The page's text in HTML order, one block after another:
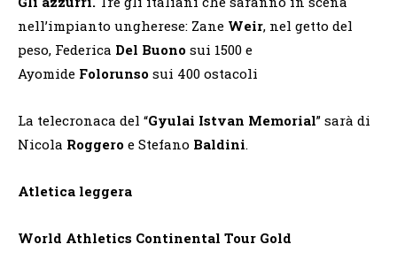
nell’impianto ungherese: Zane Weir, nel getto del
peso, Federica Del Buono sui 1500 e
Ayomide Folorunso sui 400 ostacoli
La telecronaca del “Gyulai Istvan Memorial” sarà di
Nicola Roggero e Stefano Baldini.
Atletica leggera
World Athletics Continental Tour Gold